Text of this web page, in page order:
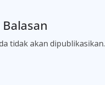
tidak akan dipublikasikan.